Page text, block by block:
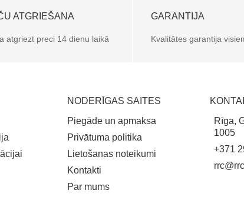
ATGRIEŠANA
atgriezt preci 14 dienu laikā
GARANTIJA
Kvalitātes garantija
NODERĪGAS SAITES
Piegāde un apmaksa
Privātuma politika
Lietošanas noteikumi
Kontakti
Par mums
Rīga,
1005
+371